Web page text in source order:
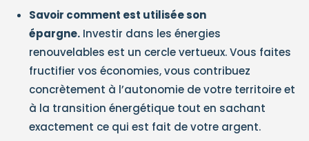
Savoir comment est utilisée son
épargne. Investir dans les énergies
renouvelables est un cercle vertueux. Vous faites
fructifier vos économies, vous contribuez
concrètement à l’autonomie de votre territoire et
à la transition énergétique tout en sachant
exactement ce qui est fait de votre argent.